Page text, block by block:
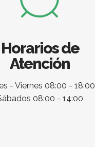
Horarios de
Atención
- Viernes 08:00 - 18:00
08:00 - 14:00